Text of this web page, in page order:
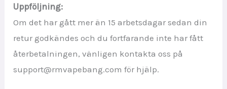
Uppföljning:
Om det har gått mer än 15 arbetsdagar sedan din
retur godkändes och du fortfarande inte har fått
återbetalningen, vänligen kontakta oss på
support@rmvapebang.com för hjälp.